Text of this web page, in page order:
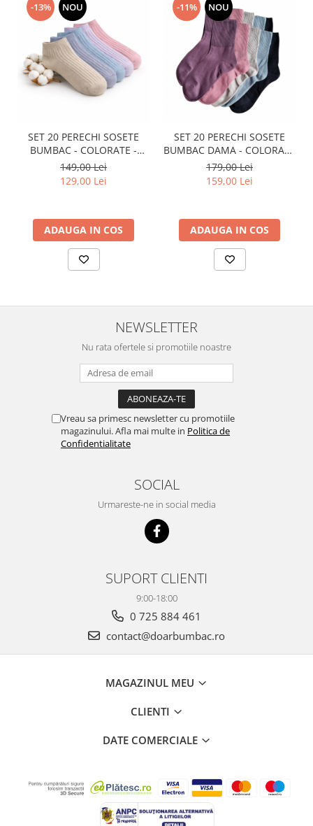
-13% NOU
SET 20 PERECHI SOSETE
BUMBAC - COLORATE -
DAMA
149,00 Lei
129,00 Lei
ADAUGA IN COS
-11% NOU
SET 20 PERECHI SOSETE
BUMBAC DAMA - COLORATE
- LUNGI
179,00 Lei
159,00 Lei
ADAUGA IN COS
NEWSLETTER
Nu rata ofertele si promotiile noastre
Vreau sa primesc newsletter cu promotiile
magazinului. Afla mai multe in Politica de
Confidentialitate
SOCIAL
Urmareste-ne in social media
SUPORT CLIENTI
9:00-18:00
0 725 884 461
contact@doarbumbac.ro
MAGAZINUL MEU
CLIENTI
DATE COMERCIALE